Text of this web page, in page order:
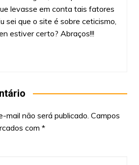
levasse em conta tais fatores
sei que o site é sobre ceticismo,
estiver certo? Abraços!!!
mail não será publicado. Campos
com *